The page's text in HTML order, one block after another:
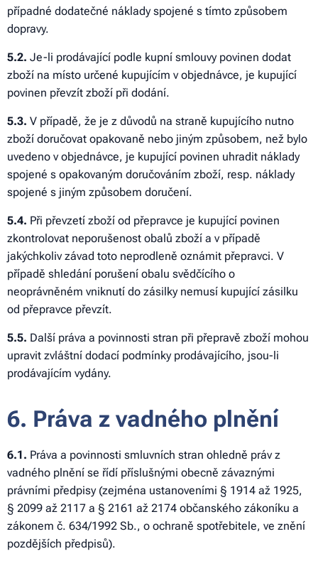
případné dodatečné náklady spojené s tímto způsobem
dopravy.
5.2. Je-li prodávající podle kupní smlouvy povinen dodat
zboží na místo určené kupujícím v objednávce, je kupující
povinen převzít zboží při dodání.
5.3. V případě, že je z důvodů na straně kupujícího nutno
zboží doručovat opakovaně nebo jiným způsobem, než bylo
uvedeno v objednávce, je kupující povinen uhradit náklady
spojené s opakovaným doručováním zboží, resp. náklady
spojené s jiným způsobem doručení.
5.4. Při převzetí zboží od přepravce je kupující povinen
zkontrolovat neporušenost obalů zboží a v případě
jakýchkoliv závad toto neprodleně oznámit přepravci. V
případě shledání porušení obalu svědčícího o
neoprávněném vniknutí do zásilky nemusí kupující zásilku
od přepravce převzít.
5.5. Další práva a povinnosti stran při přepravě zboží mohou
upravit zvláštní dodací podmínky prodávajícího, jsou-li
prodávajícím vydány.
6. Práva z vadného plnění
6.1. Práva a povinnosti smluvních stran ohledně práv z
vadného plnění se řídí příslušnými obecně závaznými
právními předpisy (zejména ustanoveními § 1914 až 1925,
§ 2099 až 2117 a § 2161 až 2174 občanského zákoníku a
zákonem č. 634/1992 Sb., o ochraně spotřebitele, ve znění
pozdějších předpisů).